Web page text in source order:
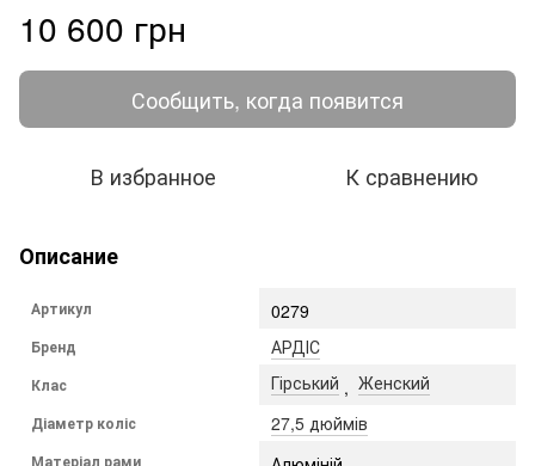
10 600 грн
Сообщить, когда появится
В избранное К сравнению
Описание
Артикул 0279
Бренд АРДІС
Клас Гірський , Женский
Діаметр коліс 27,5 дюймів
Матеріал рами